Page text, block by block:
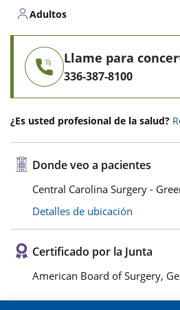
Adultos
Llame para
336-387-8100
¿Es usted profesional de la salud?
Donde veo a pacientes
Central Carolina Surgery -
Detalles de ubicación
Certificado por la Junta
American Board of Surgery,